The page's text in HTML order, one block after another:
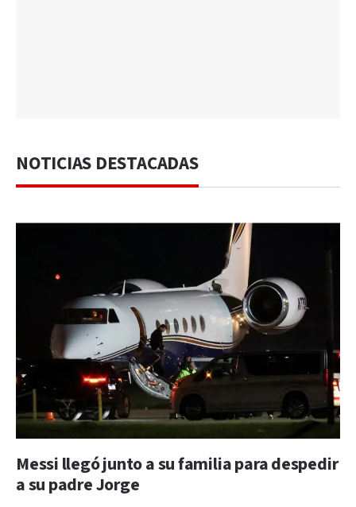
NOTICIAS DESTACADAS
Messi llegó junto a su familia para despedir
a su padre Jorge